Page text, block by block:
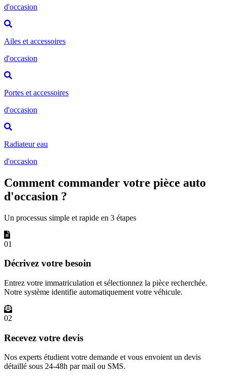
d'occasion
Ailes et accessoires
d'occasion
Portes et accessoires
d'occasion
Radiateur eau
d'occasion
Comment commander votre pièce auto
d'occasion ?
Un processus simple et rapide en 3 étapes
01
Décrivez votre besoin
Entrez votre immatriculation et sélectionnez la pièce recherchée.
Notre système identifie automatiquement votre véhicule.
02
Recevez votre devis
Nos experts étudient votre demande et vous envoient un devis
détaillé sous 24-48h par mail ou SMS.